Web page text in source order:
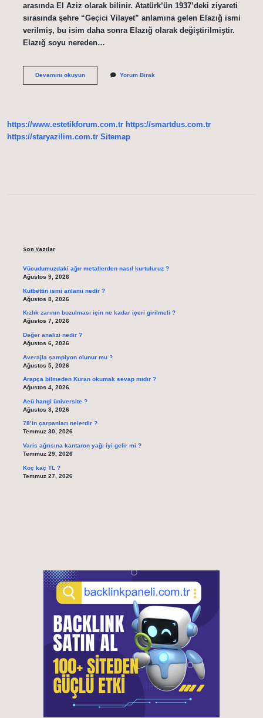
arasında El Aziz olarak bilinir. Atatürk’ün 1937’deki ziyareti
sırasında şehre “Geçici Vilayet” anlamına gelen Elazığ ismi
verilmiş, bu isim daha sonra Elazığ olarak değiştirilmiştir.
Elazığ soyu nereden…
Devamını okuyunElazığın
Yorum Bırak
https://www.estetikforum.com.tr https://smartdus.com.tr
https://staryazilim.com.tr Sitemap
Son Yazılar
Vücudumuzdaki ağır metallerden nasıl kurtuluruz ?
Ağustos 9, 2026
Kutbettin ismi anlamı nedir ?
Ağustos 8, 2026
Kızlık zarının bozulması için ne kadar içeri girilmeli ?
Ağustos 7, 2026
Değer analizi nedir ?
Ağustos 6, 2026
Averajla şampiyon olunur mu ?
Ağustos 5, 2026
Arapça bilmeden Kuran okumak sevap mıdır ?
Ağustos 4, 2026
Aeü hangi üniversite ?
Ağustos 3, 2026
78’in çarpanları nelerdir ?
Temmuz 30, 2026
Varis ağrısına kantaron yağı iyi gelir mi ?
Temmuz 29, 2026
Koç kaç TL ?
Temmuz 27, 2026